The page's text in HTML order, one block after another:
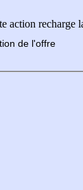
action recharge
de l'offre